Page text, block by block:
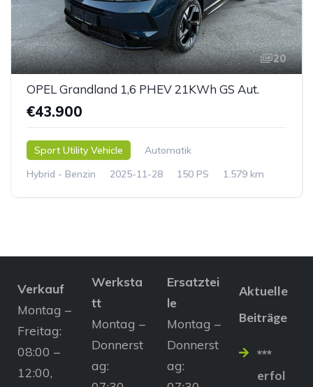
20
OPEL Grandland 1,6 PHEV 21KWh GS Aut.
€43.900
Sport Utility Vehicle
Automatik
Hybrid - Benzin
2025-11-28 150 PS 1.579 km
Verkauf
Montag –
Freitag:
08:00 –
12:00,
Werksta
tt
Montag –
Donnerst
ag:
Ersatztei
le
Montag –
Donnerst
ag:
Aktuelle
Beiträge
***
erfol